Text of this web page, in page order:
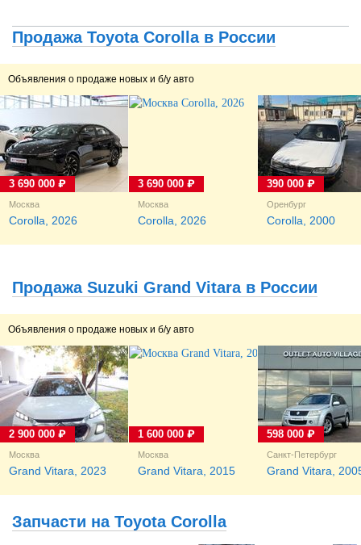
Продажа Toyota Corolla в России
Объявления о продаже новых и б/у авто
Москва
Corolla, 2026
3 690 000 ₽
Москва
Corolla, 2026
3 690 000 ₽
Оренбург
Corolla, 2000
390 000 ₽
Продажа Suzuki Grand Vitara в России
Объявления о продаже новых и б/у авто
Москва
Grand Vitara, 2023
2 900 000 ₽
Москва
Grand Vitara, 2015
1 600 000 ₽
Санкт-Петербург
Grand Vitara,
598 000 ₽
Запчасти на Toyota Corolla